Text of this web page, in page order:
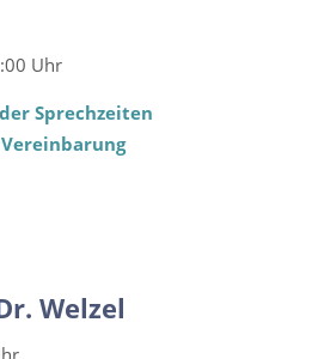
Uhr
Sprechzeiten
Welzel